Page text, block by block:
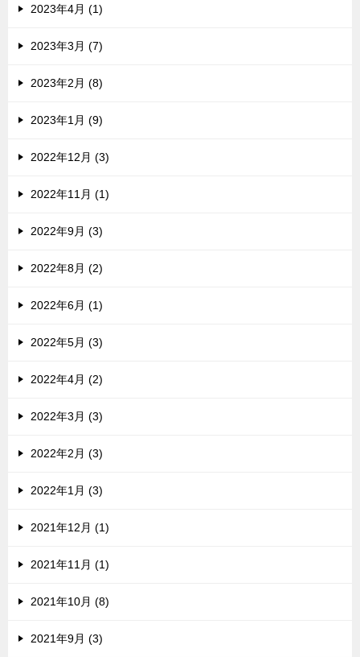
2023年4月 (1)
2023年3月 (7)
2023年2月 (8)
2023年1月 (9)
2022年12月 (3)
2022年11月 (1)
2022年9月 (3)
2022年8月 (2)
2022年6月 (1)
2022年5月 (3)
2022年4月 (2)
2022年3月 (3)
2022年2月 (3)
2022年1月 (3)
2021年12月 (1)
2021年11月 (1)
2021年10月 (8)
2021年9月 (3)